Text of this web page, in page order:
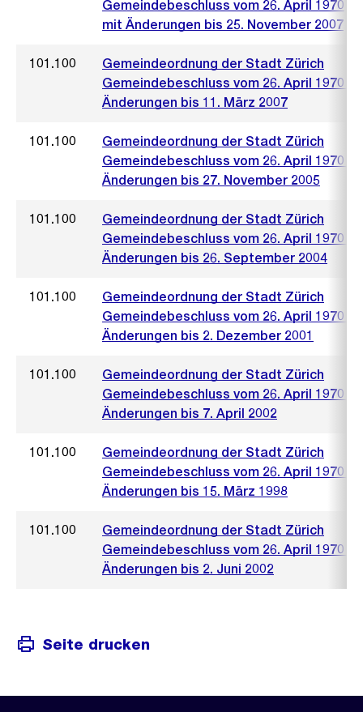
Gemeindebeschluss vom 26. April 1970
mit Änderungen bis 25. November 2007
101.100
Gemeindeordnung der Stadt Zürich
Gemeindebeschluss vom 26. April 1970
Änderungen bis 11. März 2007
101.100
Gemeindeordnung der Stadt Zürich
Gemeindebeschluss vom 26. April 1970
Änderungen bis 27. November 2005
101.100
Gemeindeordnung der Stadt Zürich
Gemeindebeschluss vom 26. April 1970
Änderungen bis 26. September 2004
101.100
Gemeindeordnung der Stadt Zürich
Gemeindebeschluss vom 26. April 1970
Änderungen bis 2. Dezember 2001
101.100
Gemeindeordnung der Stadt Zürich
Gemeindebeschluss vom 26. April 1970
Änderungen bis 7. April 2002
101.100
Gemeindeordnung der Stadt Zürich
Gemeindebeschluss vom 26. April 1970
Änderungen bis 15. März 1998
101.100
Gemeindeordnung der Stadt Zürich
Gemeindebeschluss vom 26. April 1970
Änderungen bis 2. Juni 2002
Seite drucken